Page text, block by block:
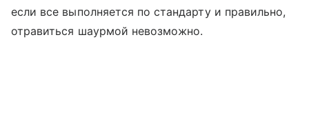
если все выполняется по стандарту и правильно,
отравиться шаурмой невозможно.